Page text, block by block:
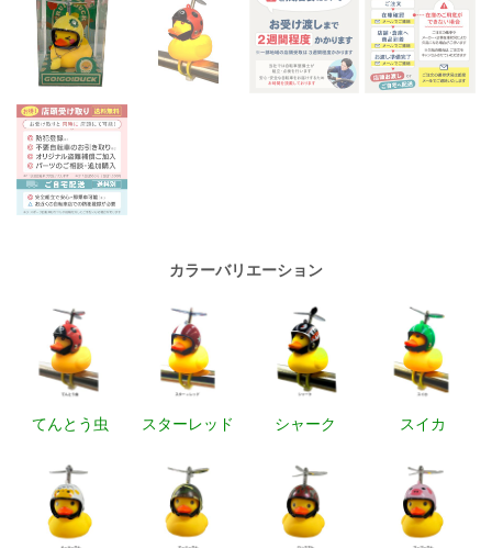
カラーバリエーション
てんとう虫 スターレッド シャーク スイカ